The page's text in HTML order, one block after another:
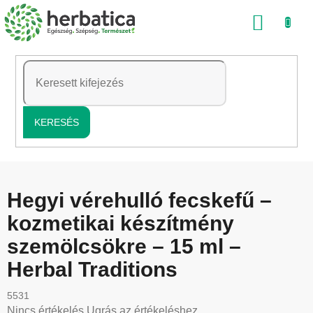
Ugrás
a
tartalomhoz
KERESÉS
Hegyi vérehulló fecskefű –
kozmetikai készítmény
szemölcsökre – 15 ml –
Herbal Traditions
5531
A
Nincs értékelés Ugrás az értékeléshez